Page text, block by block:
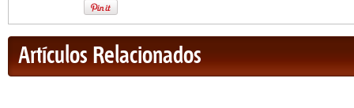
Artículos Relacionados